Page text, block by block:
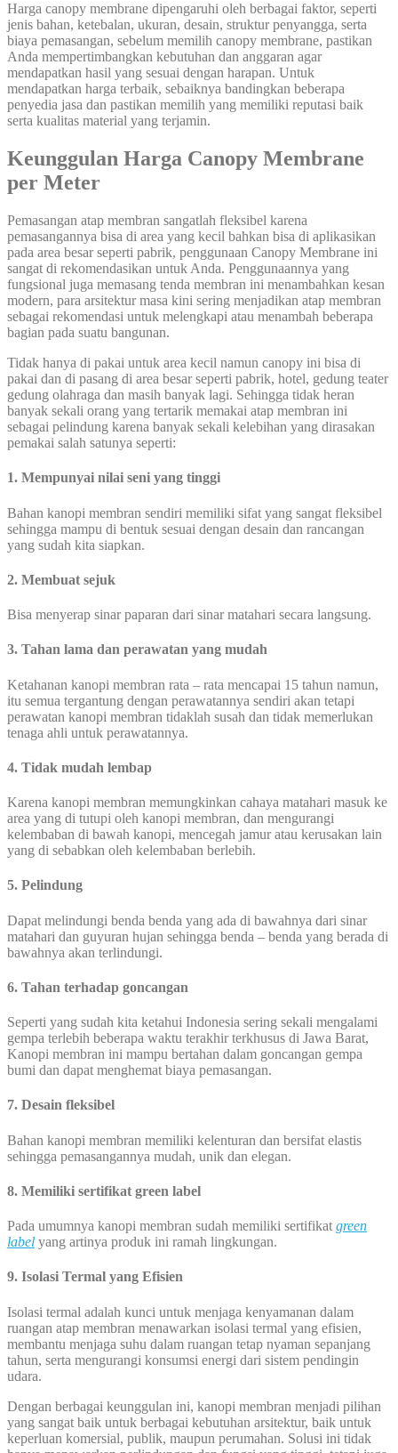
Harga canopy membrane dipengaruhi oleh berbagai faktor, seperti
jenis bahan, ketebalan, ukuran, desain, struktur penyangga, serta
biaya pemasangan, sebelum memilih canopy membrane, pastikan
Anda mempertimbangkan kebutuhan dan anggaran agar
mendapatkan hasil yang sesuai dengan harapan. Untuk
mendapatkan harga terbaik, sebaiknya bandingkan beberapa
penyedia jasa dan pastikan memilih yang memiliki reputasi baik
serta kualitas material yang terjamin.
Keunggulan Harga Canopy Membrane
per Meter
Pemasangan atap membran sangatlah fleksibel karena
pemasangannya bisa di area yang kecil bahkan bisa di aplikasikan
pada area besar seperti pabrik, penggunaan Canopy Membrane ini
sangat di rekomendasikan untuk Anda. Penggunaannya yang
fungsional juga memasang tenda membran ini menambahkan kesan
modern, para arsitektur masa kini sering menjadikan atap membran
sebagai rekomendasi untuk melengkapi atau menambah beberapa
bagian pada suatu bangunan.
Tidak hanya di pakai untuk area kecil namun canopy ini bisa di
pakai dan di pasang di area besar seperti pabrik, hotel, gedung teater
gedung olahraga dan masih banyak lagi. Sehingga tidak heran
banyak sekali orang yang tertarik memakai atap membran ini
sebagai pelindung karena banyak sekali kelebihan yang dirasakan
pemakai salah satunya seperti:
1. Mempunyai nilai seni yang tinggi
Bahan kanopi membran sendiri memiliki sifat yang sangat fleksibel
sehingga mampu di bentuk sesuai dengan desain dan rancangan
yang sudah kita siapkan.
2. Membuat sejuk
Bisa menyerap sinar paparan dari sinar matahari secara langsung.
3. Tahan lama dan perawatan yang mudah
Ketahanan kanopi membran rata – rata mencapai 15 tahun namun,
itu semua tergantung dengan perawatannya sendiri akan tetapi
perawatan kanopi membran tidaklah susah dan tidak memerlukan
tenaga ahli untuk perawatannya.
4. Tidak mudah lembap
Karena kanopi membran memungkinkan cahaya matahari masuk ke
area yang di tutupi oleh kanopi membran, dan mengurangi
kelembaban di bawah kanopi, mencegah jamur atau kerusakan lain
yang di sebabkan oleh kelembaban berlebih.
5. Pelindung
Dapat melindungi benda benda yang ada di bawahnya dari sinar
matahari dan guyuran hujan sehingga benda – benda yang berada di
bawahnya akan terlindungi.
6. Tahan terhadap goncangan
Seperti yang sudah kita ketahui Indonesia sering sekali mengalami
gempa terlebih beberapa waktu terakhir terkhusus di Jawa Barat,
Kanopi membran ini mampu bertahan dalam goncangan gempa
bumi dan dapat menghemat biaya pemasangan.
7. Desain fleksibel
Bahan kanopi membran memiliki kelenturan dan bersifat elastis
sehingga pemasangannya mudah, unik dan elegan.
8. Memiliki sertifikat green label
Pada umumnya kanopi membran sudah memiliki sertifikat green
label yang artinya produk ini ramah lingkungan.
9. Isolasi Termal yang Efisien
Isolasi termal adalah kunci untuk menjaga kenyamanan dalam
ruangan atap membran menawarkan isolasi termal yang efisien,
membantu menjaga suhu dalam ruangan tetap nyaman sepanjang
tahun, serta mengurangi konsumsi energi dari sistem pendingin
udara.
Dengan berbagai keunggulan ini, kanopi membran menjadi pilihan
yang sangat baik untuk berbagai kebutuhan arsitektur, baik untuk
keperluan komersial, publik, maupun perumahan. Solusi ini tidak